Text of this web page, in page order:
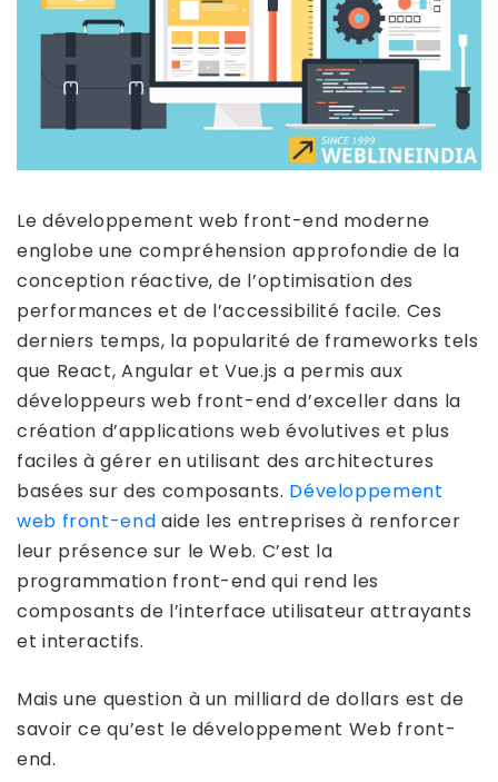
Le développement web front-end moderne
englobe une compréhension approfondie de la
conception réactive, de l’optimisation des
performances et de l’accessibilité facile. Ces
derniers temps, la popularité de frameworks tels
que React, Angular et Vue.js a permis aux
développeurs web front-end d’exceller dans la
création d’applications web évolutives et plus
faciles à gérer en utilisant des architectures
basées sur des composants. Développement
web front-end aide les entreprises à renforcer
leur présence sur le Web. C’est la
programmation front-end qui rend les
composants de l’interface utilisateur attrayants
et interactifs.
Mais une question à un milliard de dollars est de
savoir ce qu’est le développement Web front-
end.